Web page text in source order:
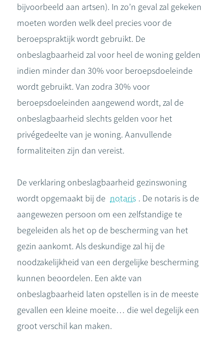
bijvoorbeeld aan artsen). In zo’n geval zal gekeken
moeten worden welk deel precies voor de
beroepspraktijk wordt gebruikt. De
onbeslagbaarheid zal voor heel de woning gelden
indien minder dan 30% voor beroepsdoeleinde
wordt gebruikt. Van zodra 30% voor
beroepsdoeleinden aangewend wordt, zal de
onbeslagbaarheid slechts gelden voor het
privégedeelte van je woning. Aanvullende
formaliteiten zijn dan vereist.
De verklaring onbeslagbaarheid gezinswoning
wordt opgemaakt bij de notaris . De notaris is de
aangewezen persoon om een zelfstandige te
begeleiden als het op de bescherming van het
gezin aankomt. Als deskundige zal hij de
noodzakelijkheid van een dergelijke bescherming
kunnen beoordelen. Een akte van
onbeslagbaarheid laten opstellen is in de meeste
gevallen een kleine moeite… die wel degelijk een
groot verschil kan maken.